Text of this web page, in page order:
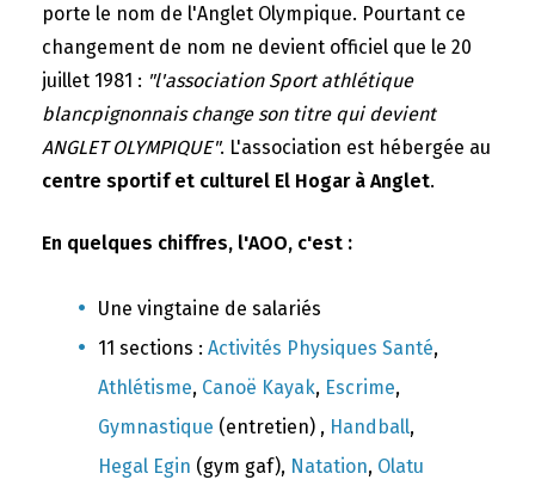
porte le nom de l'Anglet Olympique. Pourtant ce
changement de nom ne devient officiel que le 20
juillet 1981 : "l'association Sport athlétique
blancpignonnais change son titre qui devient
ANGLET OLYMPIQUE". L'association est hébergée au
centre sportif et culturel El Hogar à Anglet.
En quelques chiffres, l'AOO, c'est :
Une vingtaine de salariés
11 sections : Activités Physiques Santé,
Athlétisme, Canoë Kayak, Escrime,
Gymnastique (entretien) , Handball,
Hegal Egin (gym gaf), Natation, Olatu